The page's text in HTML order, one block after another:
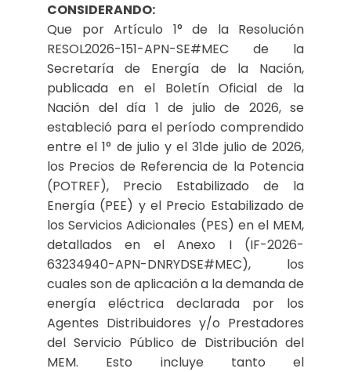
CONSIDERANDO:
Que por Artículo 1° de la Resolución
RESOL2026-151-APN-SE#MEC de la
Secretaría de Energía de la Nación,
publicada en el Boletín Oficial de la
Nación del día 1 de julio de 2026, se
estableció para el período comprendido
entre el 1° de julio y el 31de julio de 2026,
los Precios de Referencia de la Potencia
(POTREF), Precio Estabilizado de la
Energía (PEE) y el Precio Estabilizado de
los Servicios Adicionales (PES) en el MEM,
detallados en el Anexo I (IF-2026-
63234940-APN-DNRYDSE#MEC), los
cuales son de aplicación a la demanda de
energía eléctrica declarada por los
Agentes Distribuidores y/o Prestadores
del Servicio Público de Distribución del
MEM. Esto incluye tanto el